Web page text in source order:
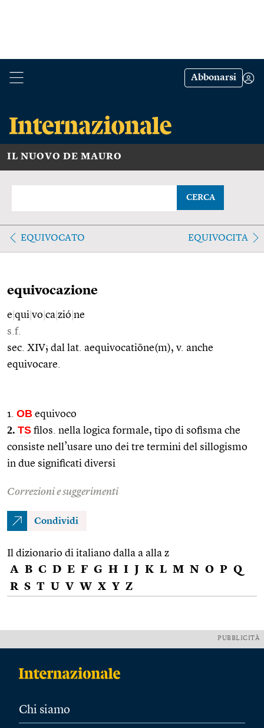
Abbonarsi
IL NUOVO DE MAURO
CERCA
EQUIVOCATO EQUIVOCITA
equivocazione
e qui vo ca zió ne
s.f.
sec. XIV; dal lat. aequivocatiōne(m), v. anche
equivocare.
1. OB equivoco
2. TS filos. nella logica formale, tipo di sofisma che
consiste nell’usare uno dei tre termini del sillogismo
in due significati diversi
Correzioni e suggerimenti
Condividi
Il dizionario di italiano dalla a alla z
A B C D E F G H I J K L M N O P Q
R S T U V W X Y Z
PUBBLICITÀ
Chi siamo